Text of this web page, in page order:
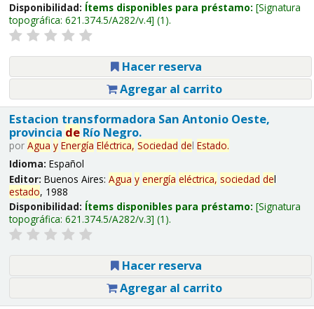
Disponibilidad: Ítems disponibles para préstamo: Signatura
topográfica: 621.374.5/A282/v.4 (1).
Hacer reserva
Agregar al carrito
Estacion transformadora San Antonio Oeste,
provincia deRío Negro.
por Agua y Energía Eléctrica, Sociedad del Estado.
Idioma: Español
Editor: Buenos Aires: Agua y energía eléctrica, sociedad del
estado, 1988
Disponibilidad: Ítems disponibles para préstamo: Signatura
topográfica: 621.374.5/A282/v.3 (1).
Hacer reserva
Agregar al carrito